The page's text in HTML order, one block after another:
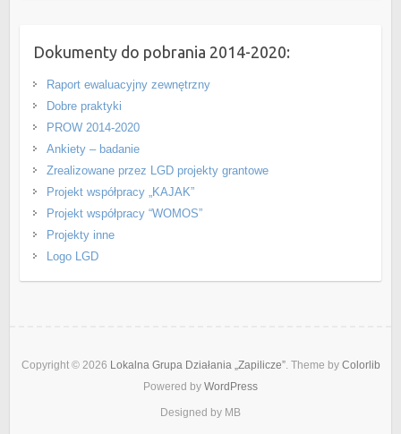
Dokumenty do pobrania 2014-2020:
Raport ewaluacyjny zewnętrzny
Dobre praktyki
PROW 2014-2020
Ankiety – badanie
Zrealizowane przez LGD projekty grantowe
Projekt współpracy „KAJAK”
Projekt współpracy “WOMOS”
Projekty inne
Logo LGD
Copyright © 2026 Lokalna Grupa Działania „Zapilicze”. Theme by Colorlib
Powered by WordPress
Designed by MB